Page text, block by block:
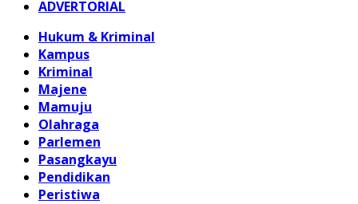
ADVERTORIAL
Hukum & Kriminal
Kampus
Kriminal
Majene
Mamuju
Olahraga
Parlemen
Pasangkayu
Pendidikan
Peristiwa